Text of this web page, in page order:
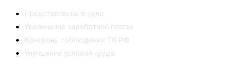
Представление в суде
Увеличение заработной платы
Контроль соблюдения ТК РФ
Улучшение условий труда